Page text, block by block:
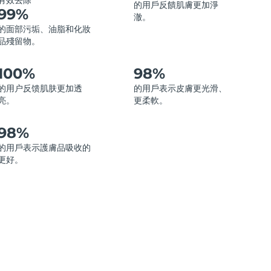
面部污垢、油脂和化妝
殘留物。
的用戶反饋肌膚更加淨
澈。
用户反馈肌肤更加透
。
98%
的用戶表示皮膚更光滑、
更柔軟。
用戶表示護膚品吸收的
好。